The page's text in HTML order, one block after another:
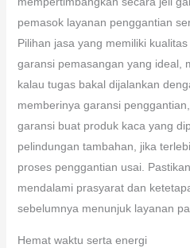
pemasok layanan penggantian
Pilihan jasa yang memiliki
garansi pemasangan yang ideal,
kalau tugas bakal dijalankan
memberinya garansi
garansi buat produk kaca yang
pelindungan tambahan, jika
proses penggantian usai.
mendalami prasyarat dan
sebelumnya menunjuk layanan
Hemat waktu serta energi